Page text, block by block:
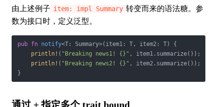
由上述例子 item: impl Summary 转变而来的语法糖。参
数为接口时，定义泛型。
pub fn notify<T: Summary>(item1: T, item2: T) {
println! ( "Breaking news1! {}" , item1.summarize());
println! ( "Breaking news2! {}" , item2.summarize());
}
通过 + 指定多个 trait bound